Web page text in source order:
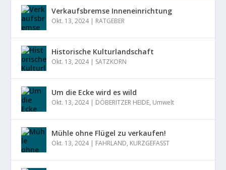
Verkaufsbremse Inneneinrichtung
Okt. 13, 2024| RATGEBER
Historische Kulturlandschaft
Okt. 13, 2024| SATZKORN
Um die Ecke wird es wild
Okt. 13, 2024| DÖBERITZER HEIDE, Umwelt
Mühle ohne Flügel zu verkaufen!
Okt. 13, 2024| FAHRLAND, KURZGEFASST